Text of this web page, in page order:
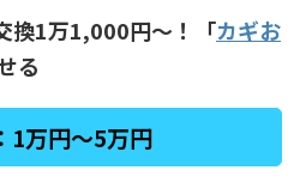
換1万1,000円〜！「カギお
る
1万円〜5万円